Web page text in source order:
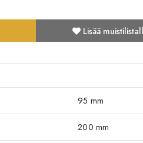
Lisää
95 mm
200 mm